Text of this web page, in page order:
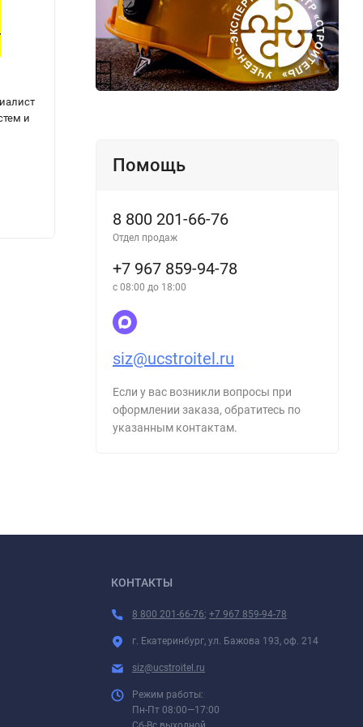
и
электростанциями"
Помощь
8 800 201-66-76
Отдел продаж
+7 967 859-94-78
с 08:00 до 18:00
siz@ucstroitel.ru
Если у вас возникли вопросы при
оформлении заказа, обратитесь по
указанным контактам.
КОНТАКТЫ
8 800 201-66-76; +7 967 859-94-78
г. Екатеринбург, ул. Бажова 193, оф. 214
siz@ucstroitel.ru
Режим работы:
Пн-Пт 08:00—17:00